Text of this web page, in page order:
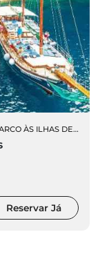
ÀS ILHAS DESERTAS
Reservar Já